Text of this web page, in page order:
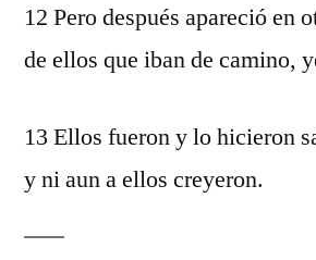
12 Pero después apareció en
de ellos que iban de camino,
13 Ellos fueron y lo hicieron
y ni aun a ellos creyeron.